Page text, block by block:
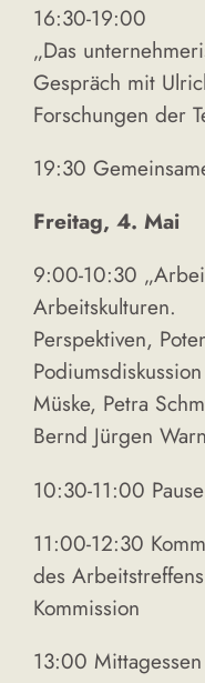
16:30-19:00
„Das
Gespräch mit
Forschungen der
19:30
Freitag, 4. Mai
9:00-10:30
Arbeitskulturen.
Perspektiven,
Müske, Petra
Bernd Jürgen
10:30-11:00 Pause
11:00-12:30
des
Kommission
13:00